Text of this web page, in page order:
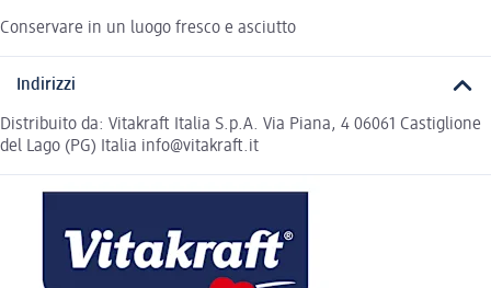
Conservare in un luogo fresco e asciutto
Indirizzi
Distribuito da: Vitakraft Italia S.p.A. Via Piana, 4 06061 Castiglione
del Lago (PG) Italia info@vitakraft.it